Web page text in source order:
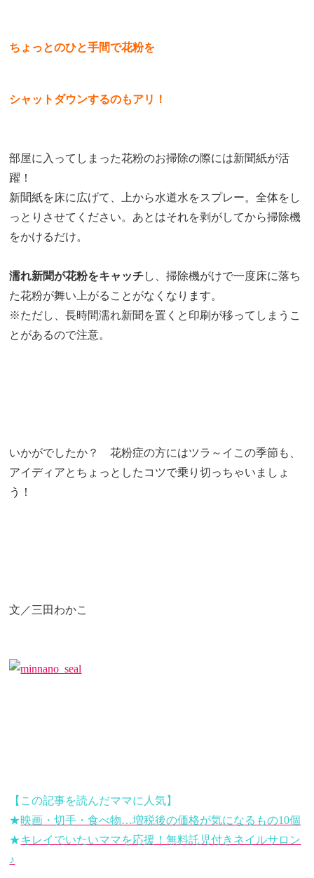
ちょっとのひと手間で花粉を
シャットダウンするのもアリ ！
部屋に入ってしまった花粉のお掃除の際には新聞紙が活
躍！
新聞紙を床に広げて、上から水道水をスプレー。全体をし
っとりさせてください。 あとはそれを剥がしてから掃除機
をかけるだけ。
濡れ新聞が花粉をキャッチし、掃除機がけで一度床に落ち
た花粉が舞い上がることがなくなります。
※ただし、長時間濡れ新聞を置くと印刷が移ってしまうこ
とがあるので注意。
いかがでしたか？花粉症の方にはツラ～イこの季節も、
アイディアとちょっとしたコツで乗り切っちゃいましょ
う！
文／三田わかこ
【この記事を読んだママに人気】
★映画・切手・食べ物…増税後の価格が気になるもの10個
★キレイでいたいママを応援！無料託児付きネイルサロン
♪